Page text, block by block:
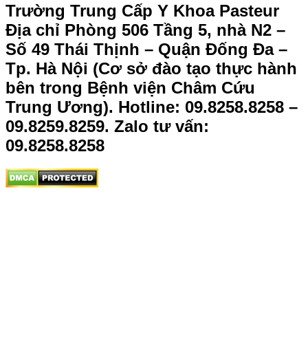
Trường Trung Cấp Y Khoa Pasteur
Địa chỉ Phòng 506 Tầng 5, nhà N2 –
Số 49 Thái Thịnh – Quận Đống Đa –
Tp. Hà Nội (Cơ sở đào tạo thực hành
bên trong Bệnh viện Châm Cứu
Trung Ương). Hotline: 09.8258.8258 –
09.8259.8259. Zalo tư vấn:
09.8258.8258